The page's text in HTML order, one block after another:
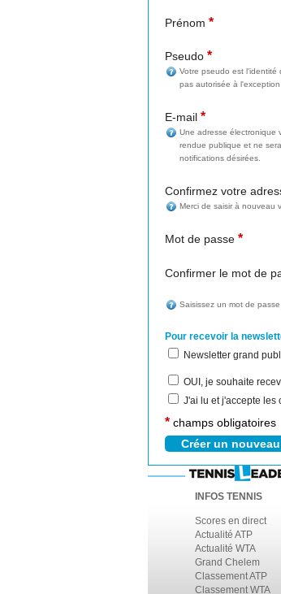
Prénom *
Pseudo *
Votre pseudo est l'identité
pas autorisée à
E-mail *
Une adresse électronique
rendue publique et ne
notifications désirées.
Confirmez votre
Merci de saisir à nouveau
Mot de passe *
Confirmer le mot de
Saisissez un mot de
Pour recevoir la
Newsletter grand
OUI, je souhaite
J'ai lu et j'accepte les
* champs obligatoires
INFOS TENNIS
Scores en direct
Actualité ATP
Actualité WTA
Grand Chelem
Classement ATP
Classement WTA